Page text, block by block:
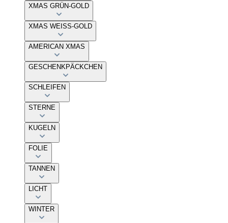
XMAS GRÜN-GOLD
XMAS WEISS-GOLD
AMERICAN XMAS
GESCHENKPÄCKCHEN
SCHLEIFEN
STERNE
KUGELN
FOLIE
TANNEN
LICHT
WINTER